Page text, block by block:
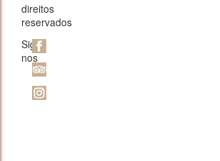
direitos
reservados
Siga-
nos